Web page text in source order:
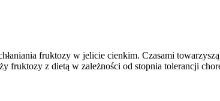
fruktozy w jelicie cienkim. Czasami
fruktozy z dietą w zależności od stopnia tolerancji